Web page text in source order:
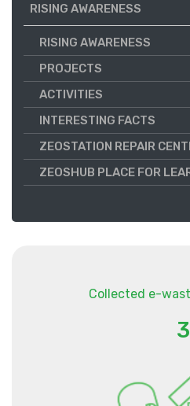
RISING AWARENESS
RISING AWARENESS
PROJECTS
ACTIVITIES
INTERESTING FACTS
ZEOSTATION REPAIR
ZEOSHUB PLACE FOR
Collected e-
3